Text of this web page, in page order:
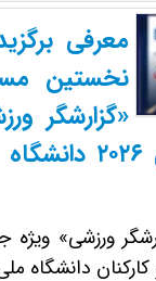
معرفی
نخستین
«گزارشگر
ویژه جام جهانی ۲۰۲۶
دانشگاه